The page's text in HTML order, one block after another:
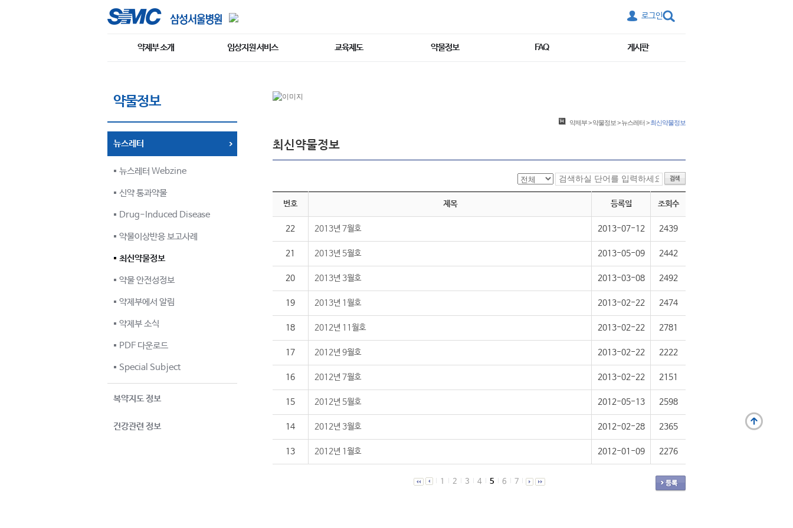
로그인
약제부 소개 임상지원 서비스 교육제도 약물정보 FAQ 게시판
약물정보
뉴스레터
뉴스레터 Webzine
신약 통과약물
Drug-Induced Disease
약물이상반응 보고사례
최신약물정보
약물 안전성정보
약제부에서 알림
약제부 소식
PDF 다운로드
Special Subject
복약지도 정보
건강관련 정보
약제부>약물정보 >뉴스레터>최신약물정보
최신약물정보
번호 제목 등록일 조회수
22 2013년 7월호 2013-07-12 2439
21 2013년 5월호 2013-05-09 2442
20 2013년 3월호 2013-03-08 2492
19 2013년 1월호 2013-02-22 2474
18 2012년 11월호 2013-02-22 2781
17 2012년 9월호 2013-02-22 2222
16 2012년 7월호 2013-02-22 2151
15 2012년 5월호 2012-05-13 2598
14 2012년 3월호 2012-02-28 2365
13 2012년 1월호 2012-01-09 2276
1 2 3 4 5 6 7